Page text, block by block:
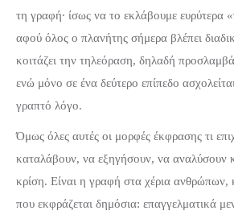
τη γραφή· ίσως να το εκλάβουμε ευρύτερα
αφού όλος ο πλανήτης σήμερα βλέπει
κοιτάζει την τηλεόραση, δηλαδή
ενώ μόνο σε ένα δεύτερο επίπεδο
γραπτό λόγο.
Όμως όλες αυτές οι μορφές έκφρασης τι
καταλάβουν, να εξηγήσουν, να αναλύσουν
κρίση. Είναι η γραφή στα χέρια ανθρώπων,
που εκφράζεται δημόσια: επαγγελματικά